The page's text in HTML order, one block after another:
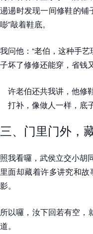
逿逿时发现一间修鞋的铺
嘭”敲着鞋底。
我问他：“老伯，这种手
子坏了修修还能穿，省钱
许老伯还共我讲，他修
打补，像做人一样，底
三、门里门外，
照我看囉，武侯立交小胡
里面却藏着许多讲究和
影。
所以囉，汝下回若有空，
道。